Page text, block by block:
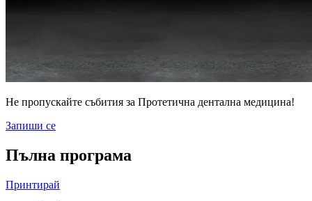
Не пропускайте събития за Протетична дентална медицина!
Запиши се
Пълна програма
Принтирай